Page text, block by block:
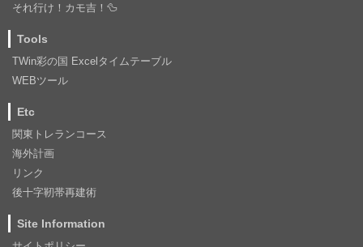
それ行け！カモ吉！🦆
Tools
TWin彩の国 Excelタイムテーブル
WEBツール
Etc
関東トレランコース
海外計画
リンク
後十字靭帯再建術
Site Information